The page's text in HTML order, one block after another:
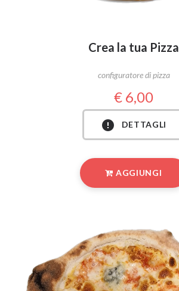
Crea la tua Pizza
configuratore di pizza
6,00
DETTAGLI
AGGIUNGI